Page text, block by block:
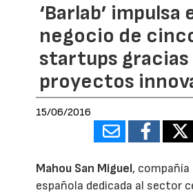
‘Barlab’ impulsa
negocio de
startups gracias
proyectos
15/06/2016
Mahou San Miguel,
española dedicada al sector